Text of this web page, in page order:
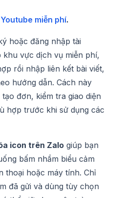
miễn phí.
hoặc đăng nhập tài
vực dịch vụ miễn phí,
rồi nhập liên kết bài viết,
hướng dẫn. Cách này
đơn, kiểm tra giao diện
hợp trước khi sử dụng các
icon trên Zalo giúp bạn
bấm nhầm biểu cảm
thoại hoặc máy tính. Chỉ
đã gửi và dùng tùy chọn